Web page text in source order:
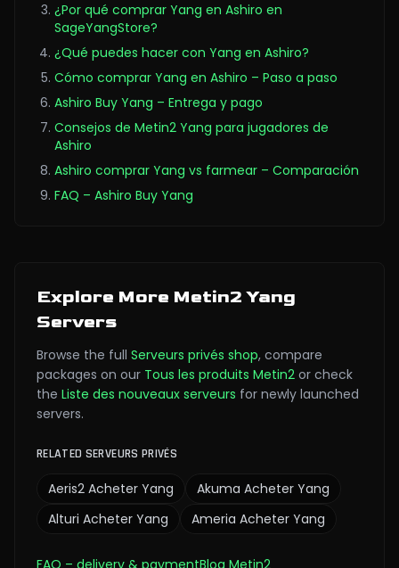
¿Por qué comprar Yang en Ashiro en
SageYangStore?
¿Qué puedes hacer con Yang en Ashiro?
Cómo comprar Yang en Ashiro – Paso a paso
Ashiro Buy Yang – Entrega y pago
Consejos de Metin2 Yang para jugadores de
Ashiro
Ashiro comprar Yang vs farmear – Comparación
FAQ – Ashiro Buy Yang
Explore More Metin2 Yang
Servers
Browse the full Serveurs privés shop, compare
packages on our Tous les produits Metin2 or check
the Liste des nouveaux serveurs for newly launched
servers.
RELATED SERVEURS PRIVÉS
Aeris2 Acheter Yang Akuma Acheter Yang
Alturi Acheter Yang Ameria Acheter Yang
FAQ – delivery & paymentBlog Metin2